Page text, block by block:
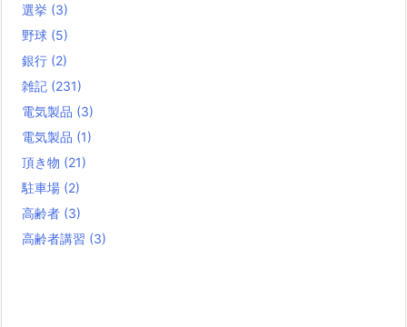
選挙 (3)
野球 (5)
銀行 (2)
雑記 (231)
電気製品 (3)
電気製品 (1)
頂き物 (21)
駐車場 (2)
高齢者 (3)
高齢者講習 (3)